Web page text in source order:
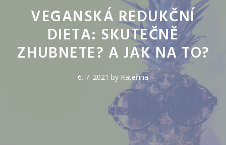
VEGANSKÁ REDUKČNÍ
DIETA: SKUTEČNĚ
ZHUBNETE? A JAK NA TO?
6. 7. 2021 by Kateřina